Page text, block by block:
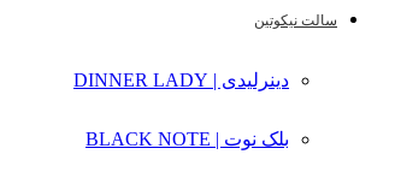
سالت نیکوتین
دینرلیدی | DINNER LADY
بلک نوت | BLACK NOTE